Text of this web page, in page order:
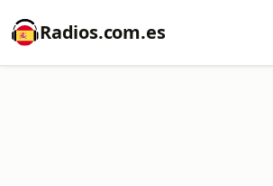
Radios.com.es